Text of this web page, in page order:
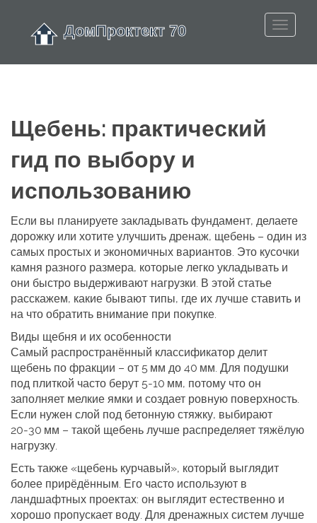
Щебень: практический
гид по выбору и
использованию
Если вы планируете закладывать фундамент, делаете
дорожку или хотите улучшить дренаж, щебень – один из
самых простых и экономичных вариантов. Это кусочки
камня разного размера, которые легко укладывать и
они быстро выдерживают нагрузки. В этой статье
расскажем, какие бывают типы, где их лучше ставить и
на что обратить внимание при покупке.
Виды щебня и их особенности
Самый распространённый классификатор делит
щебень по фракции – от 5 мм до 40 мм. Для подушки
под плиткой часто берут 5‑10 мм, потому что он
заполняет мелкие ямки и создает ровную поверхность.
Если нужен слой под бетонную стяжку, выбирают
20‑30 мм – такой щебень лучше распределяет тяжёлую
нагрузку.
Есть также «щебень курчавый», который выглядит
более прирёдённым. Его часто используют в
ландшафтных проектах: он выглядит естественно и
хорошо пропускает воду. Для дренажных систем лучше